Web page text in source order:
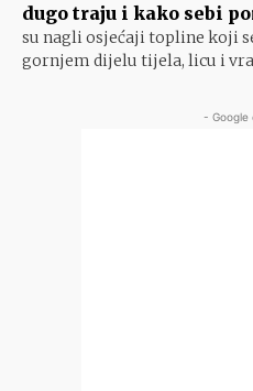
dugo traju i kako sebi
su nagli osjećaji topline koji
gornjem dijelu tijela, licu i
- Google